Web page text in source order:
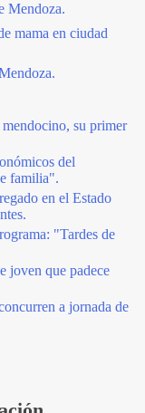
Mendoza.
mama en ciudad
su primer
del
familia".
en el Estado
"Tardes de
joven que padece
a jornada de